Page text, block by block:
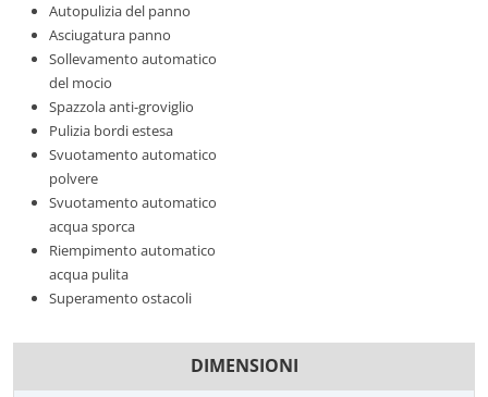
Autopulizia del panno
Asciugatura panno
Sollevamento automatico
del mocio
Spazzola anti-groviglio
Pulizia bordi estesa
Svuotamento automatico
polvere
Svuotamento automatico
acqua sporca
Riempimento automatico
acqua pulita
Superamento ostacoli
DIMENSIONI